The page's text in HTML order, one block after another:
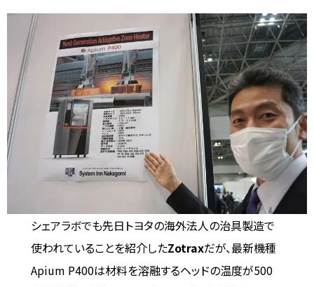
シェアラボでも先日トヨタの海外法人の治具製造で
使われていることを紹介したZotraxだが、最新機種
Apium P400は材料を溶融するヘッドの温度が500